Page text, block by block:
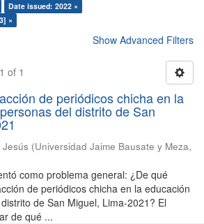
Date issued: 2022 ×
×
Show Advanced Filters
of 1
de periódicos chicha en la
del distrito de San
(Universidad Jaime Bausate y Meza,
como problema general: ¿De qué
de periódicos chicha en la educación
de San Miguel, Lima-2021? El
de qué ...